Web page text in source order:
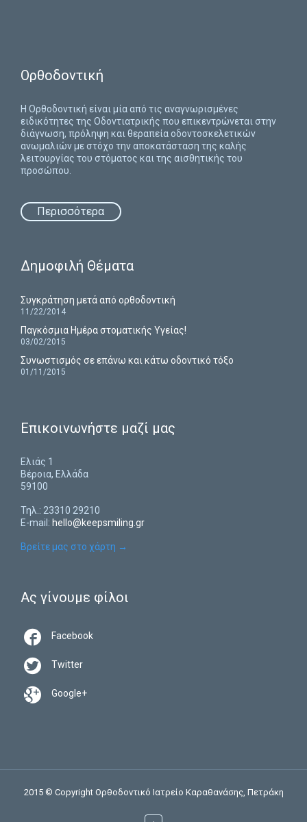
Ορθοδοντική
H Ορθοδοντική είναι μία από τις αναγνωρισμένες
ειδικότητες της Οδοντιατρικής που επικεντρώνεται στην
διάγνωση, πρόληψη και θεραπεία οδοντοσκελετικών
ανωμαλιών με στόχο την αποκατάσταση της καλής
λειτουργίας του στόματος και της αισθητικής του
προσώπου.
Περισσότερα
Δημοφιλή Θέματα
Συγκράτηση μετά από ορθοδοντική
11/22/2014
Παγκόσμια Ημέρα στοματικής Υγείας!
03/02/2015
Συνωστισμός σε επάνω και κάτω οδοντικό τόξο
01/11/2015
Επικοινωνήστε μαζί μας
Ελιάς 1
Βέροια, Ελλάδα
59100
Τηλ.: 23310 29210
E-mail: hello@keepsmiling.gr
Βρείτε μας στο χάρτη →
Ας γίνουμε φίλοι
 Facebook
 Twitter
 Google+
2015 © Copyright Ορθοδοντικό Ιατρείο Καραθανάσης, Πετράκη